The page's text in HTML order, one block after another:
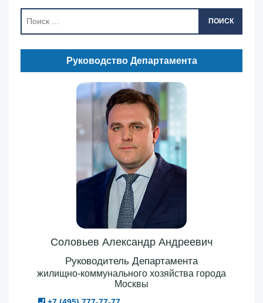
ПОИСК
Руководство Департамента
Соловьев Александр Андреевич
Руководитель Департамента
жилищно-коммунального хозяйства города
Москвы